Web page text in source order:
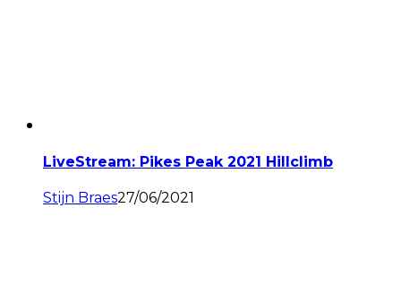
LiveStream: Pikes Peak 2021 Hillclimb
Stijn Braes27/06/2021